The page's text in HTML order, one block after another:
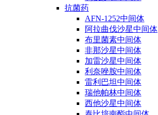
抗菌药
AFN-1252中间体
阿拉曲伐沙星中间体
布里菌素中间体
非那沙星中间体
加雷沙星中间体
利奈唑胺中间体
雷利巴坦中间体
瑞他帕林中间体
西他沙星中间体